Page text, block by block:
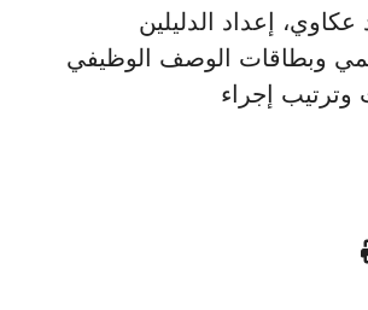
عكاوي، إعداد الدليلين
وبطاقات الوصف الوظيفي
وترتيب إجراء